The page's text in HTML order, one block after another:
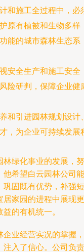
和施工全过程中，必
原有植被和生物多样
能的城市森林生态系
安全生产和施工安全
险研判，保障企业健
和引进园林规划设计
，为企业可持续发展
林绿化事业的发展，努
他希望白云园林公司能
巩固既有优势，补强短
居家园的进程中展现更
的有机统一。
企业经营实况的掌握，
注入了信心。公司负责